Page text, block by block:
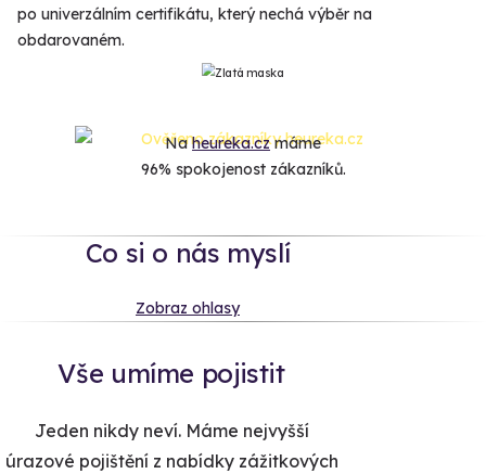
po univerzálním certifikátu, který nechá výběr na
obdarovaném.
Naheureka.czmáme
96% spokojenost zákazníků.
Co si o nás myslí
Zobraz ohlasy
Vše umíme pojistit
Jeden nikdy neví. Máme nejvyšší
úrazové pojištění z nabídky zážitkových